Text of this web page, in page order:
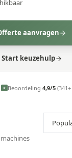
aanvragen
Start keuzehulp
★ Beoordeling 4,9/5
machines